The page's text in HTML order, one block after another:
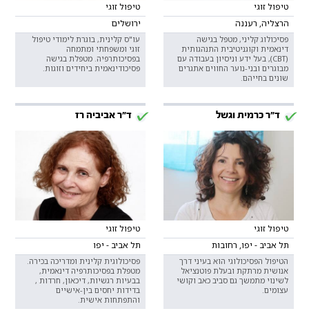
טיפול זוגי
הרצליה, רעננה
פסיכולוג קליני, מטפל בגישה
דינאמית וקוגניטיבית התנהגותית
(CBT), בעל ידע וניסיון בעבודה עם
מבוגרים ובני-נוער החווים אתגרים
שונים בחייהם.
טיפול זוגי
ירושלים
עו"ס קלינית, בוגרת לימודי טיפול
זוגי ומשפחתי ומתמחה
בפסיכותרפיה. מטפלת בגישה
פסיכודינאמית ביחידים וזוגות.
ד"ר כרמית וגשל
טיפול זוגי
תל אביב - יפו, רחובות
הטיפול הפסיכולוגי הוא בעיני דרך
אנושית מרתקת ובעלת פוטנציאל
לשינוי מתמשך גם סביב כאב וקושי
עצומים.
ד"ר אביביה רז
טיפול זוגי
תל אביב - יפו
פסיכולוגית קלינית ומדריכה בכירה.
מטפלת בפסיכותרפיה דינאמית,
בבעיות רגשיות, דיכאון, חרדות ,
בדידות יחסים בין-אישיים
והתפתחות אישית.